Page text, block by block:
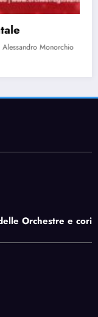
Orchestre e cori